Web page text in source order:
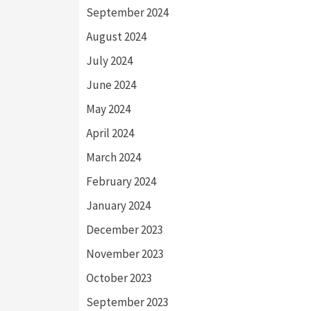
September 2024
August 2024
July 2024
June 2024
May 2024
April 2024
March 2024
February 2024
January 2024
December 2023
November 2023
October 2023
September 2023